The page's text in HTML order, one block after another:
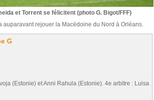
et Torrent se félicitent (photo G. Bigot/FFF)
auparavant rejouer la Macédoine du Nord à Orléans.
G
(Estonie) et Anni Rahula (Estonie). 4e arbitre : Luisa